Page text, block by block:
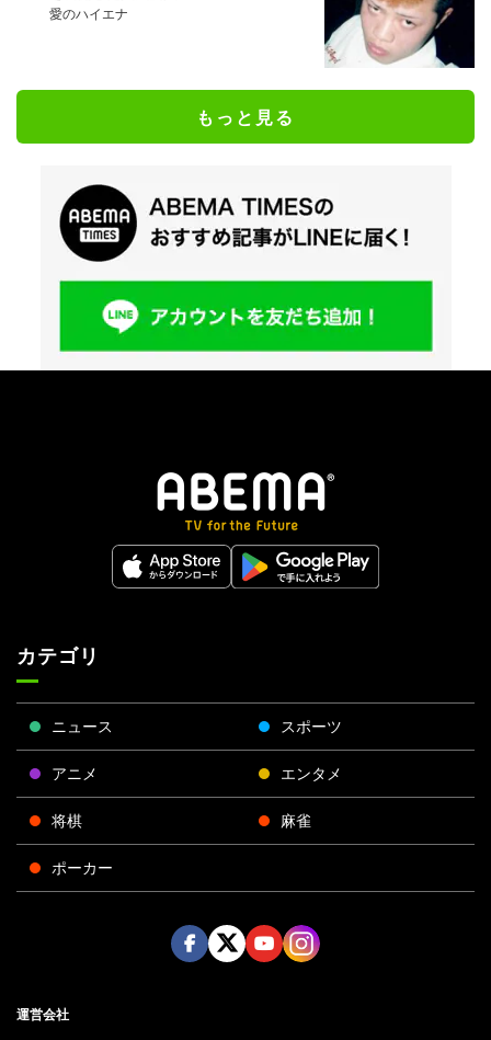
愛のハイエナ
もっと見る
カテゴリ
ニュース スポーツ
アニメ エンタメ
将棋 麻雀
ポーカー
運営会社